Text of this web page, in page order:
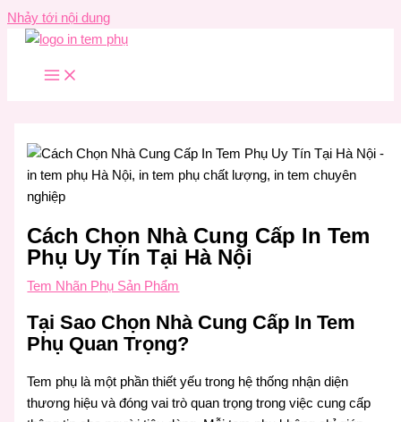
Nhảy tới nội dung
Cách Chọn Nhà Cung Cấp In Tem
Phụ Uy Tín Tại Hà Nội
Tem Nhãn Phụ Sản Phẩm
Tại Sao Chọn Nhà Cung Cấp In Tem
Phụ Quan Trọng?
Tem phụ là một phần thiết yếu trong hệ thống nhận diện
thương hiệu và đóng vai trò quan trọng trong việc cung cấp